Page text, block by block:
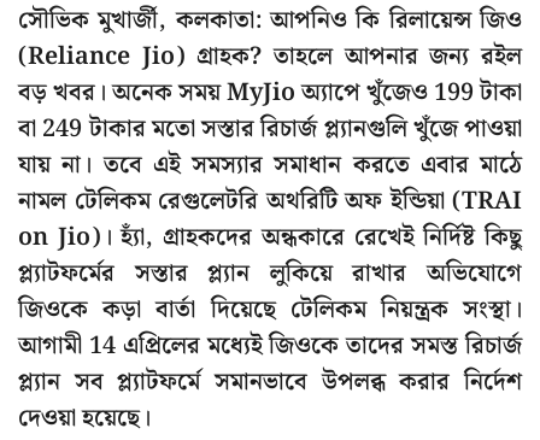
সৌভিক মুখার্জী, কলকাতা: আপনিও কি রিলায়েন্স জিও
(Reliance Jio) গ্রাহক? তাহলে আপনার জন্য রইল
বড় খবর। অনেক সময় MyJio অ্যাপে খুঁজেও 199 টাকা
বা 249 টাকার মতো সস্তার রিচার্জ প্ল্যানগুলি খুঁজে পাওয়া
যায় না। তবে এই সমস্যার সমাধান করতে এবার মাঠে
নামল টেলিকম রেগুলেটরি অথরিটি অফ ইন্ডিয়া (TRAI
on Jio)। হ্যাঁ, গ্রাহকদের অন্ধকারে রেখেই নির্দিষ্ট কিছু
প্ল্যাটফর্মের সস্তার প্ল্যান লুকিয়ে রাখার অভিযোগে
জিওকে কড়া বার্তা দিয়েছে টেলিকম নিয়ন্ত্রক সংস্থা।
আগামী 14 এপ্রিলের মধ্যেই জিওকে তাদের সমস্ত রিচার্জ
প্ল্যান সব প্ল্যাটফর্মে সমানভাবে উপলব্ধ করার নির্দেশ
দেওয়া হয়েছে।